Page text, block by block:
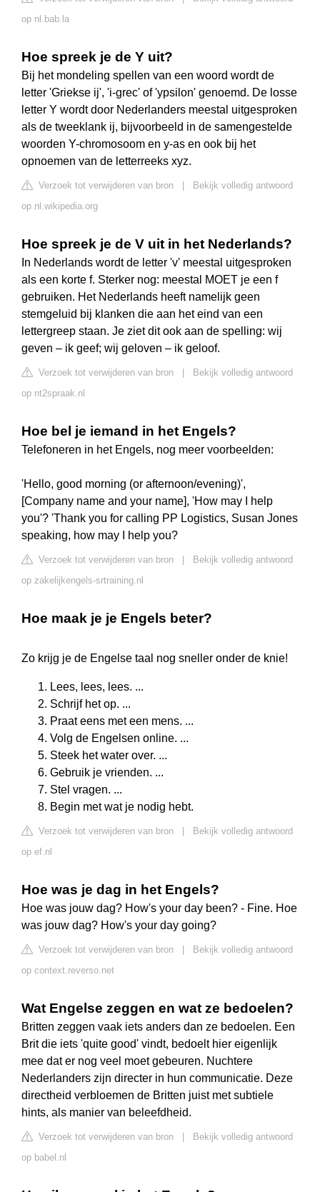
op nl.bab.la
Hoe spreek je de Y uit?
Bij het mondeling spellen van een woord wordt de
letter 'Griekse ij', 'i-grec' of 'ypsilon' genoemd. De losse
letter Y wordt door Nederlanders meestal uitgesproken
als de tweeklank ij, bijvoorbeeld in de samengestelde
woorden Y-chromosoom en y-as en ook bij het
opnoemen van de letterreeks xyz.
Verzoek tot verwijderen van bron
Bekijk volledig antwoord
op nl.wikipedia.org
Hoe spreek je de V uit in het Nederlands?
In Nederlands wordt de letter 'v' meestal uitgesproken
als een korte f. Sterker nog: meestal MOET je een f
gebruiken. Het Nederlands heeft namelijk geen
stemgeluid bij klanken die aan het eind van een
lettergreep staan. Je ziet dit ook aan de spelling: wij
geven – ik geef; wij geloven – ik geloof.
Verzoek tot verwijderen van bron
Bekijk volledig antwoord
op nt2spraak.nl
Hoe bel je iemand in het Engels?
Telefoneren in het Engels, nog meer voorbeelden:
'Hello, good morning (or afternoon/evening)',
[Company name and your name], 'How may I help
you'? 'Thank you for calling PP Logistics, Susan Jones
speaking, how may I help you?
Verzoek tot verwijderen van bron
Bekijk volledig antwoord
op zakelijkengels-srtraining.nl
Hoe maak je je Engels beter?
Zo krijg je de Engelse taal nog sneller onder de knie!
Lees, lees, lees. ...
Schrijf het op. ...
Praat eens met een mens. ...
Volg de Engelsen online. ...
Steek het water over. ...
Gebruik je vrienden. ...
Stel vragen. ...
Begin met wat je nodig hebt.
Verzoek tot verwijderen van bron
Bekijk volledig antwoord
op ef.nl
Hoe was je dag in het Engels?
Hoe was jouw dag? How's your day been? - Fine. Hoe
was jouw dag? How's your day going?
Verzoek tot verwijderen van bron
Bekijk volledig antwoord
op context.reverso.net
Wat Engelse zeggen en wat ze bedoelen?
Britten zeggen vaak iets anders dan ze bedoelen. Een
Brit die iets 'quite good' vindt, bedoelt hier eigenlijk
mee dat er nog veel moet gebeuren. Nuchtere
Nederlanders zijn directer in hun communicatie. Deze
directheid verbloemen de Britten juist met subtiele
hints, als manier van beleefdheid.
Verzoek tot verwijderen van bron
Bekijk volledig antwoord
op babel.nl